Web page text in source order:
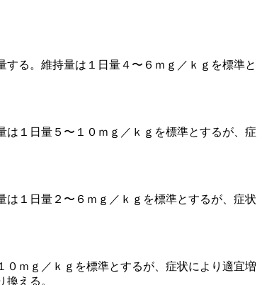
る。維持量は１日量４〜６ｍｇ／ｋｇを標準と
１日量５〜１０ｍｇ／ｋｇを標準とするが、症
１日量２〜６ｍｇ／ｋｇを標準とするが、症状
ｍｇ／ｋｇを標準とするが、症状により適宜増
える。